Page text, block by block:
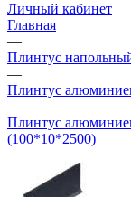
Личный кабинет
Главная
—
Плинтус
—
Плинтус
—
Плинтус
(100*10*2500)